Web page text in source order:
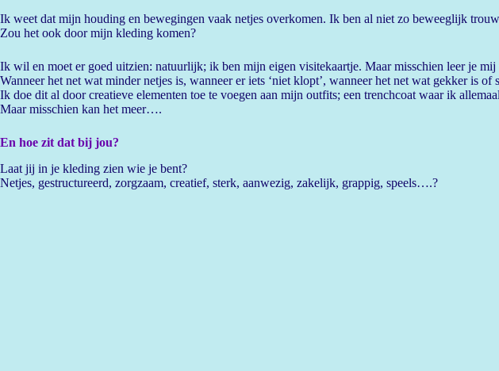
Ik weet dat mijn houding en bewegingen vaak netjes overkomen. Ik ben al niet zo beweeglijk
Zou het ook door mijn kleding komen?
Ik wil en moet er goed uitzien: natuurlijk; ik ben mijn eigen visitekaartje. Maar misschien leer je
Wanneer het net wat minder netjes is, wanneer er iets ‘niet klopt’, wanneer het net wat gekker is of
Ik doe dit al door creatieve elementen toe te voegen aan mijn outfits; een trenchcoat waar ik
Maar misschien kan het meer….
En hoe zit dat bij jou?
Laat jij in je kleding zien wie je bent?
Netjes, gestructureerd, zorgzaam, creatief, sterk, aanwezig, zakelijk, grappig, speels….?